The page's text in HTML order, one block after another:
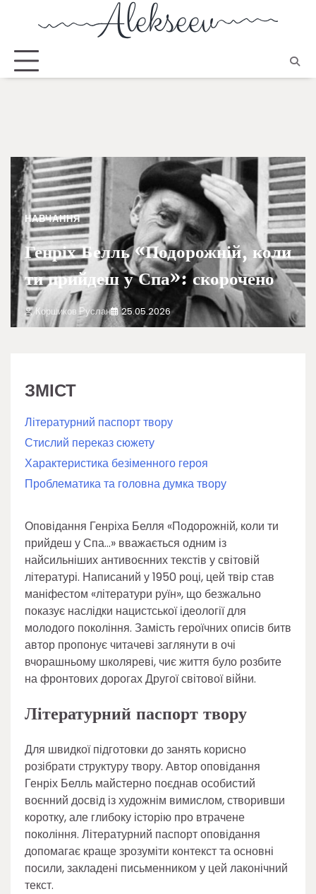
НАВЧАННЯ
Генріх Белль «Подорожній, коли
ти прийдеш у Спа»: скорочено
Коршиков Руслан 25.05.2026
ЗМІСТ
Літературний паспорт твору
Стислий переказ сюжету
Характеристика безіменного героя
Проблематика та головна думка твору
Оповідання Генріха Белля «Подорожній, коли ти
прийдеш у Спа…» вважається одним із
найсильніших антивоєнних текстів у світовій
літературі. Написаний у 1950 році, цей твір став
маніфестом «літератури руїн», що безжально
показує наслідки нацистської ідеології для
молодого покоління. Замість героїчних описів битв
автор пропонує читачеві заглянути в очі
вчорашньому школяреві, чиє життя було розбите
на фронтових дорогах Другої світової війни.
Літературний паспорт твору
Для швидкої підготовки до занять корисно
розібрати структуру твору. Автор оповідання
Генріх Белль майстерно поєднав особистий
воєнний досвід із художнім вимислом, створивши
коротку, але глибоку історію про втрачене
покоління. Літературний паспорт оповідання
допомагає краще зрозуміти контекст та основні
посили, закладені письменником у цей лаконічний
текст.